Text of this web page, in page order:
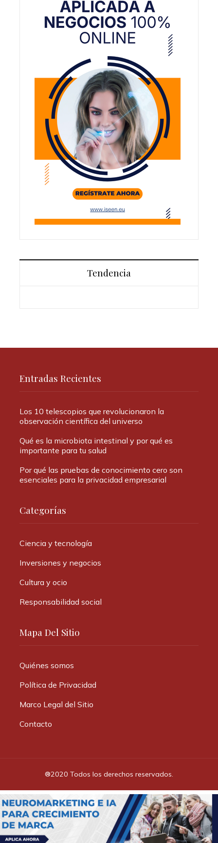
Tendencia
Entradas Recientes
Los 10 telescopios que revolucionaron la
observación científica del universo
Qué es la microbiota intestinal y por qué es
importante para tu salud
Por qué las pruebas de conocimiento cero son
esenciales para la privacidad empresarial
Categorías
Ciencia y tecnología
Inversiones y negocios
Cultura y ocio
Responsabilidad social
Mapa Del Sitio
Quiénes somos
Política de Privacidad
Marco Legal del Sitio
Contacto
®2020 Todos los derechos reservados.